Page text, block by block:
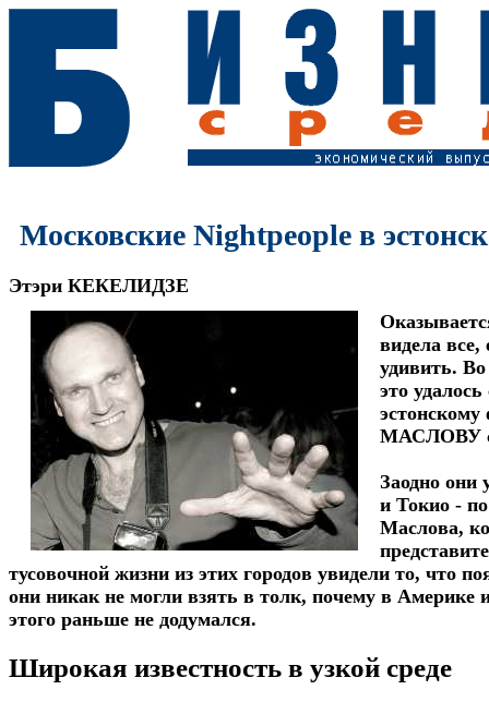
Московские Nightpeople в
Этэри КЕКЕЛИДЗЕ
видела
удивить.
это удалось
МАСЛОВУ
Заодно
и Токио -
Маслова,
тусовочной жизни из этих городов увидели то, что
они никак не могли взять в толк, почему в Америке
этого раньше не додумался.
Широкая известность в узкой среде